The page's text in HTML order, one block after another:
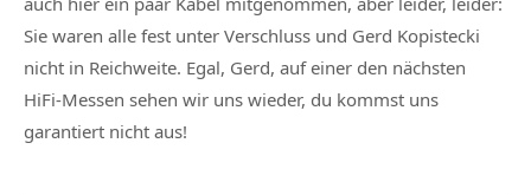
Sie waren alle fest unter Verschluss und Gerd Kopistecki
nicht in Reichweite. Egal, Gerd, auf einer den nächsten
HiFi-Messen sehen wir uns wieder, du kommst uns
garantiert nicht aus!